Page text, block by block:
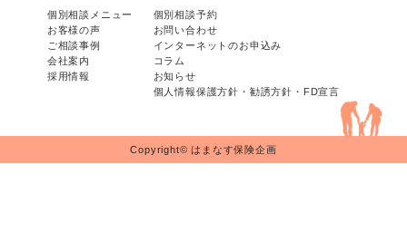
個別相談メニュー
お客様の声
ご相談事例
会社案内
採用情報
個別相談予約
お問い合わせ
インターネットのお申込み
コラム
お知らせ
個人情報保護方針・勧誘方針・FD宣言
Copyright© はまなす保険企画